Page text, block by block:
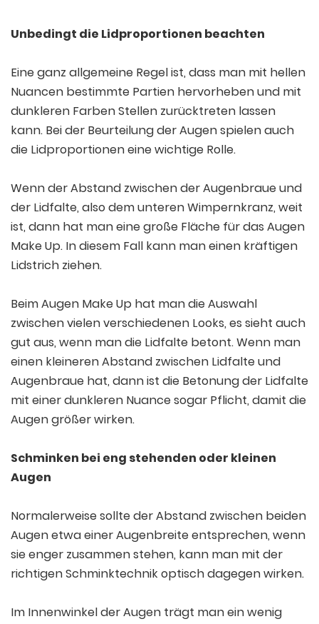
Unbedingt die Lidproportionen beachten
Eine ganz allgemeine Regel ist, dass man mit hellen
Nuancen bestimmte Partien hervorheben und mit
dunkleren Farben Stellen zurücktreten lassen
kann. Bei der Beurteilung der Augen spielen auch
die Lidproportionen eine wichtige Rolle.
Wenn der Abstand zwischen der Augenbraue und
der Lidfalte, also dem unteren Wimpernkranz, weit
ist, dann hat man eine große Fläche für das Augen
Make Up. In diesem Fall kann man einen kräftigen
Lidstrich ziehen.
Beim Augen Make Up hat man die Auswahl
zwischen vielen verschiedenen Looks, es sieht auch
gut aus, wenn man die Lidfalte betont. Wenn man
einen kleineren Abstand zwischen Lidfalte und
Augenbraue hat, dann ist die Betonung der Lidfalte
mit einer dunkleren Nuance sogar Pflicht, damit die
Augen größer wirken.
Schminken bei eng stehenden oder kleinen
Augen
Normalerweise sollte der Abstand zwischen beiden
Augen etwa einer Augenbreite entsprechen, wenn
sie enger zusammen stehen, kann man mit der
richtigen Schminktechnik optisch dagegen wirken.
Im Innenwinkel der Augen trägt man ein wenig